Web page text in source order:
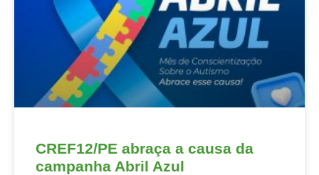
CREF12/PE abraça a causa da
campanha Abril Azul